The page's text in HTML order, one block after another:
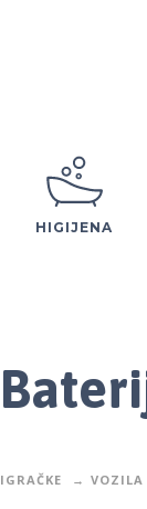
HIGIJENA
IGRAČKE VOZILA